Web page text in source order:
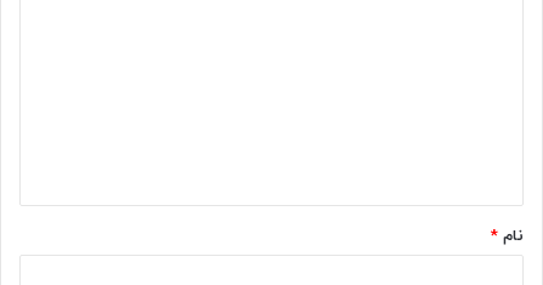
*
نام *